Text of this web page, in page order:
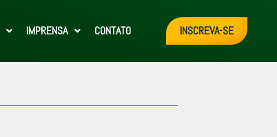
IMPRENSA CONTATO INSCREVA-SE